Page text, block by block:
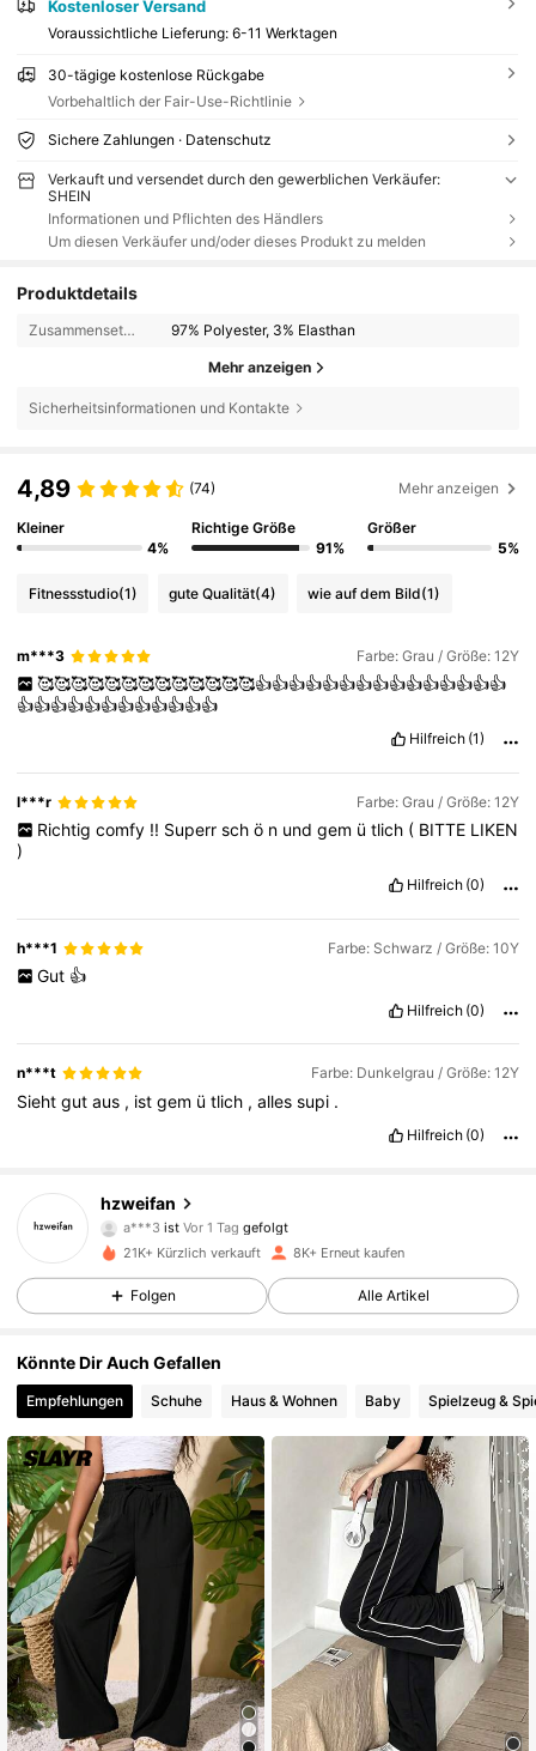
Kostenloser Versand
Voraussichtliche Lieferung: 6-11 Werktagen
30-tägige kostenlose Rückgabe
Vorbehaltlich der Fair-Use-Richtlinie
Sichere Zahlungen · Datenschutz
Verkauft und versendet durch den gewerblichen Verkäufer:
SHEIN
Informationen und Pflichten des Händlers
Um diesen Verkäufer und/oder dieses Produkt zu melden
Produktdetails
Zusammensetzung: 97% Polyester, 3% Elasthan
Mehr anzeigen
Sicherheitsinformationen und Kontakte
4,89 (74) Mehr anzeigen
Kleiner
4%
Richtige Größe
91%
Größer
5%
Fitnessstudio(1) gute Qualität(4) wie auf dem Bild(1)
m***3 Farbe: Grau / Größe: 12Y
🥰🥰🥰🥰🥰🥰🥰🥰🥰🥰🥰🥰🥰👍👍👍👍👍👍👍👍👍👍👍👍👍👍👍
👍👍👍👍👍👍👍👍👍👍👍👍
Hilfreich (1)
l***r Farbe: Grau / Größe: 12Y
Richtig comfy !! Superr sch ö n und gem ü tlich ( BITTE LIKEN
)
Hilfreich (0)
h***1 Farbe: Schwarz / Größe: 10Y
Gut 👍
Hilfreich (0)
n***t Farbe: Dunkelgrau / Größe: 12Y
Siehtgutaus , istgem ütlich ,allessupi .
Hilfreich (0)
hzweifan
a***3
4,90
3.3K Follower
4,90 3.3K Follower
4,90 3.3K Follower
4,90
4,90 3.3K Follower
3.3K Follower
4,90 3.3K Follower
3.3K Follower
4,90 3.3K Follower
21K+ Kürzlich verkauft 8K+ Erneut kaufen
Folgen Alle Artikel
Könnte Dir Auch Gefallen
Empfehlungen Schuhe Haus & Wohnen Baby Spielzeug &